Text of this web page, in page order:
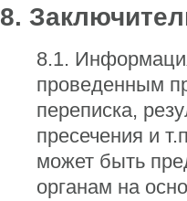
8.
8.1.
проведенным
переписка,
пресечения и
может быть
органам на